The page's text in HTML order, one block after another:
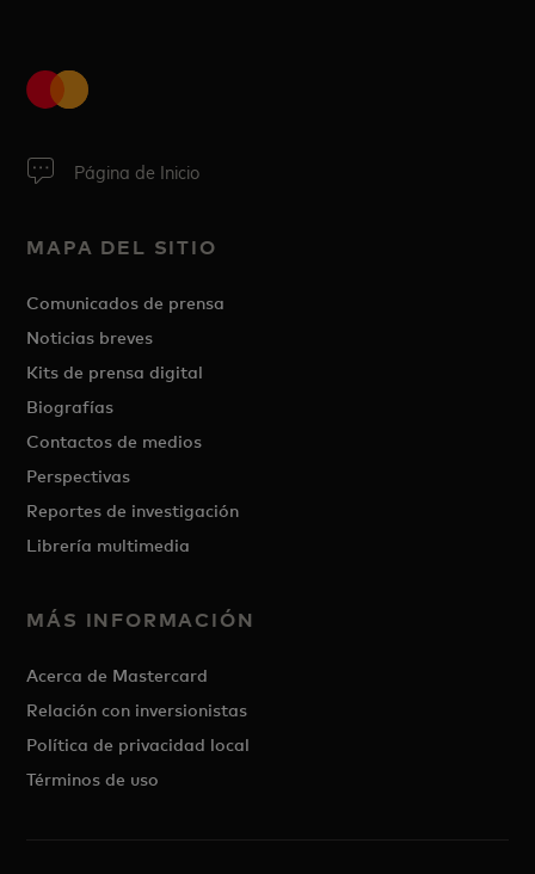
Página de Inicio
MAPA DEL SITIO
Comunicados de prensa
Noticias breves
Kits de prensa digital
Biografías
Contactos de medios
Perspectivas
Reportes de investigación
Librería multimedia
MÁS INFORMACIÓN
Acerca de Mastercard
Relación con inversionistas
Política de privacidad local
Términos de uso